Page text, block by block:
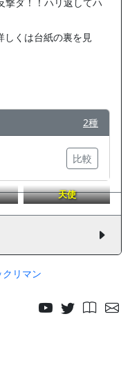
しくは台紙の裏を見
2種
比較
天使
リマン